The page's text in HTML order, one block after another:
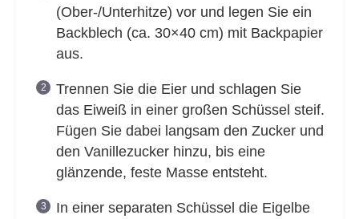
(Ober-/Unterhitze) vor und legen Sie ein
Backblech (ca. 30×40 cm) mit Backpapier
aus.
Trennen Sie die Eier und schlagen Sie
das Eiweiß in einer großen Schüssel steif.
Fügen Sie dabei langsam den Zucker und
den Vanillezucker hinzu, bis eine
glänzende, feste Masse entsteht.
In einer separaten Schüssel die Eigelbe